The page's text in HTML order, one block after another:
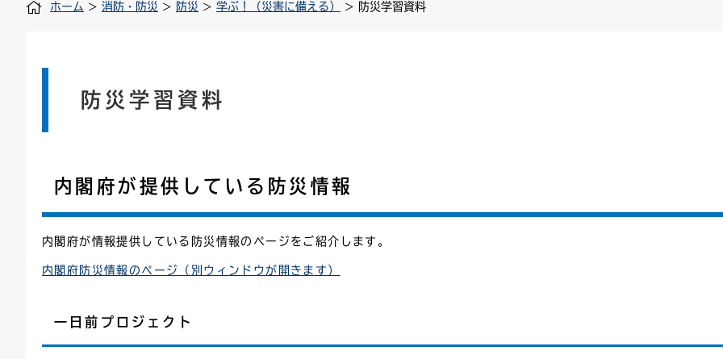
税金 法人税
小学校一覧
募集 雇用・就労
職員採用 市有財産
ホーム > 消防・防災 > 防災 > 学ぶ！（災害に備える） > 防災学習資料
防災学習資料
内閣府が提供している防災情報
内閣府が情報提供している防災情報のページをご紹介します。
内閣府防災情報のページ（別ウィンドウが開きます）
一日前プロジェクト